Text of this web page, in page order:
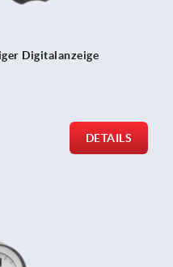
Digitalanzeige
DETAILS